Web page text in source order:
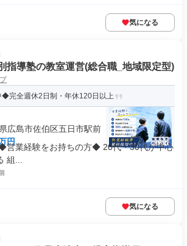
気になる
指導塾の教室運営(総合職_地域限定型)
◆完全週休2日制・年休120日以上
広島市佐伯区五日市駅前
円
営業経験をお持ちの方◆ 20代・30代が中心
組...
気になる